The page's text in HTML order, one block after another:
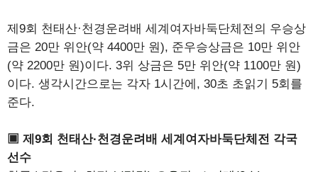
제9회 천태산·천경운려배 세계여자바둑단체전의 우승상
금은 20만 위안(약 4400만 원), 준우승상금은 10만 위안
(약 2200만 원)이다. 3위 상금은 5만 위안(약 1100만 원)
이다. 생각시간으로는 각자 1시간에, 30초 초읽기 5회를
준다.
▣ 제9회 천태산·천경운려배 세계여자바둑단체전 각국
선수